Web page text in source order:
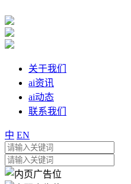
关于我们
ai资讯
ai动态
联系我们
中 EN